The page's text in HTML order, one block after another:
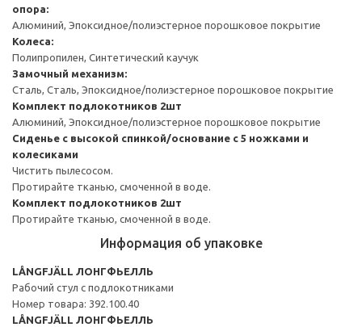
опора:
Алюминий, Эпоксидное/полиэстерное порошковое покрытие
Колеса:
Полипропилен, Синтетический каучук
Замочный механизм:
Сталь, Сталь, Эпоксидное/полиэстерное порошковое покрытие
Комплект подлокотников 2шт
Алюминий, Эпоксидное/полиэстерное порошковое покрытие
Сиденье с высокой спинкой/основание с 5 ножками и
колесиками
Чистить пылесосом.
Протирайте тканью, смоченной в воде.
Комплект подлокотников 2шт
Протирайте тканью, смоченной в воде.
Информация об упаковке
LÅNGFJÄLL ЛОНГФЬЕЛЛЬ
Рабочий стул с подлокотниками
Номер товара: 392.100.40
LÅNGFJÄLL ЛОНГФЬЕЛЛЬ